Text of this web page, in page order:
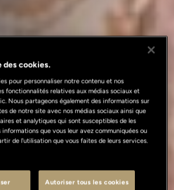
des cookies.
pour personnaliser notre contenu et nos
fonctionnalités relatives aux médias sociaux et
Nous partageons également des informations sur
de notre site avec nos médias sociaux ainsi que
et analytiques qui sont susceptibles de les
que vous leur avez communiquées ou
de l'utilisation que vous faites de leurs services.
Autoriser tous les cookies